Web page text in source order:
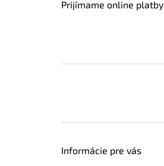
Prijímame online platby
Informácie pre vás